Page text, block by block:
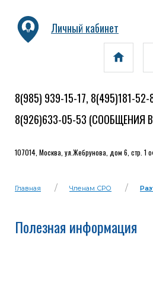
Личный кабинет
8(985) 939-15-17, 8(495)181-52-
8(926)633-05-53 (СООБЩЕНИЯ В
107014, Москва, ул.Жебрунова, дом 6, стр. 1
Главная Членам СРО
Полезная информация